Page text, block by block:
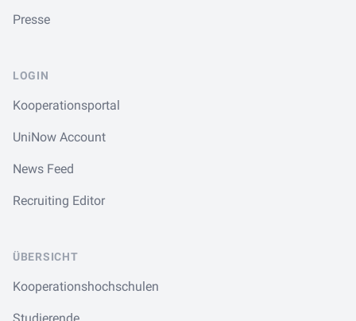
Presse
LOGIN
Kooperationsportal
UniNow Account
News Feed
Recruiting Editor
ÜBERSICHT
Kooperationshochschulen